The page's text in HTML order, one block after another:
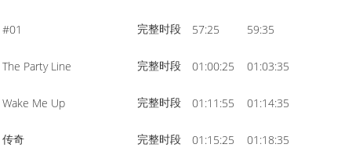
#01 完整时段 57:25 59:35
The Party Line 完整时段 01:00:25 01:03:35
Wake Me Up 完整时段 01:11:55 01:14:35
传奇 完整时段 01:15:25
01:18:35